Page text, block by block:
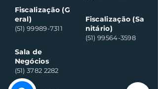
Fiscalização (G
eral)
(51) 99989-7311
Sala de
Negócios
(51) 3782 2282
Fiscalização (Sa
nitário)
(51) 99564-3598